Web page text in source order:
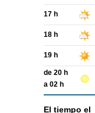
17 h
18 h
19 h
de 20 h
a 02 h
El tiempo el